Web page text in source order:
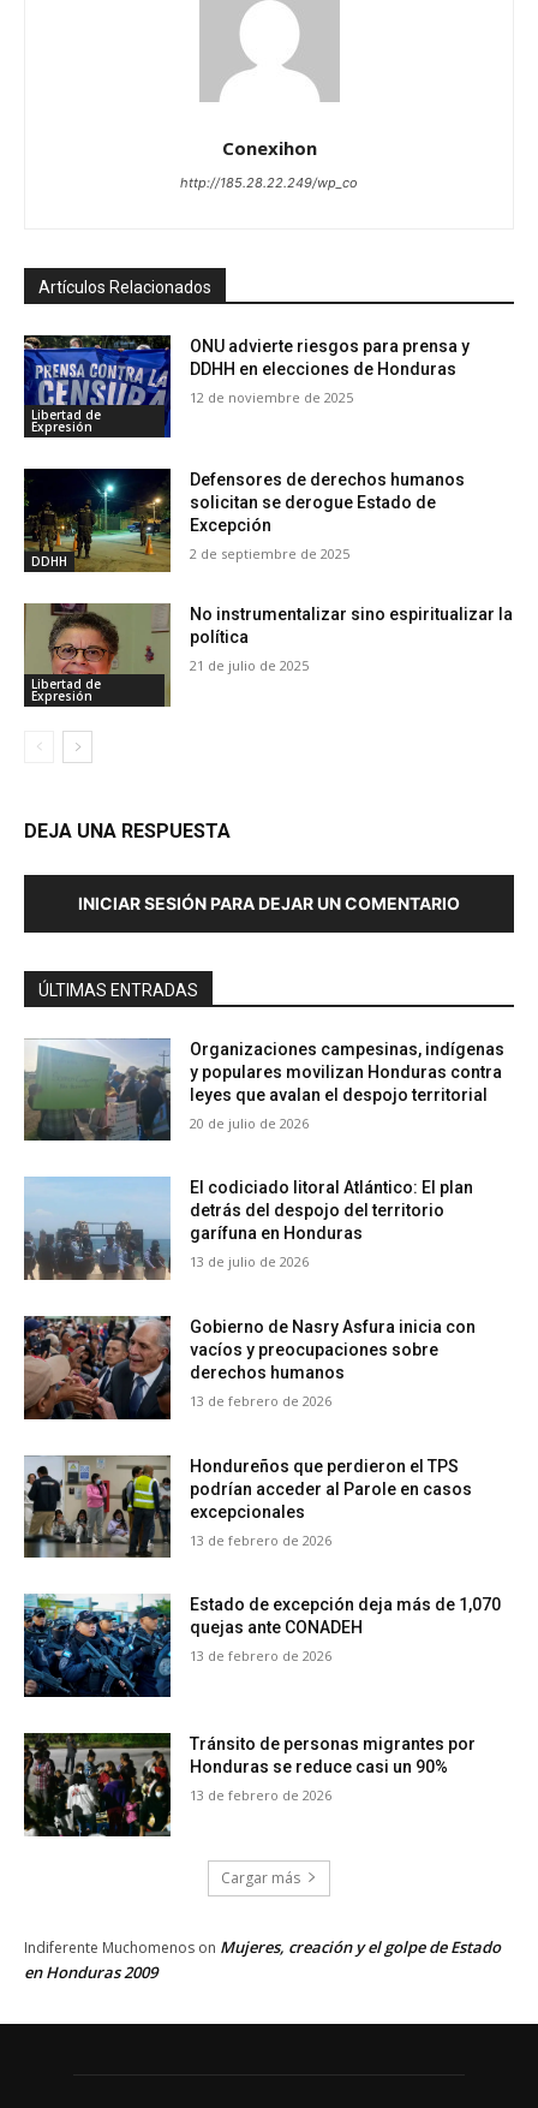
Conexihon
http://185.28.22.249/wp_co
Artículos Relacionados
Libertad de
Expresión
ONU advierte riesgos para prensa y
DDHH en elecciones de Honduras
12 de noviembre de 2025
DDHH
Defensores de derechos humanos
solicitan se derogue Estado de
Excepción
2 de septiembre de 2025
Libertad de
Expresión
No instrumentalizar sino espiritualizar la
política
21 de julio de 2025
DEJA UNA RESPUESTA
INICIAR SESIÓN PARA DEJAR UN COMENTARIO
ÚLTIMAS ENTRADAS
Organizaciones campesinas, indígenas
y populares movilizan Honduras contra
leyes que avalan el despojo territorial
20 de julio de 2026
El codiciado litoral Atlántico: El plan
detrás del despojo del territorio
garífuna en Honduras
13 de julio de 2026
Gobierno de Nasry Asfura inicia con
vacíos y preocupaciones sobre
derechos humanos
13 de febrero de 2026
Hondureños que perdieron el TPS
podrían acceder al Parole en casos
excepcionales
13 de febrero de 2026
Estado de excepción deja más de 1,070
quejas ante CONADEH
13 de febrero de 2026
Tránsito de personas migrantes por
Honduras se reduce casi un 90%
13 de febrero de 2026
Cargar más
Indiferente Muchomenos on Mujeres, creación y el golpe de Estado
en Honduras 2009